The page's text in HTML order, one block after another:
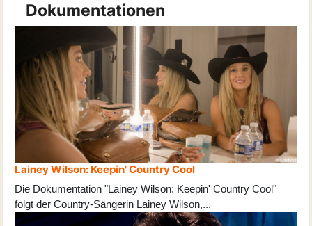
Dokumentationen
Lainey Wilson: Keepin' Country Cool
Die Dokumentation "Lainey Wilson: Keepin' Country Cool"
folgt der Country-Sängerin Lainey Wilson,...